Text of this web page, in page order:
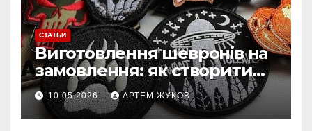
СТАТЬИ
Виготовлення шевронів на
замовлення: як створити
власний дизайн нашивки
10.05.2026 АРТЕМ ЖУКОВ